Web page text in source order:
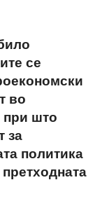
се
во
при што
за
политика